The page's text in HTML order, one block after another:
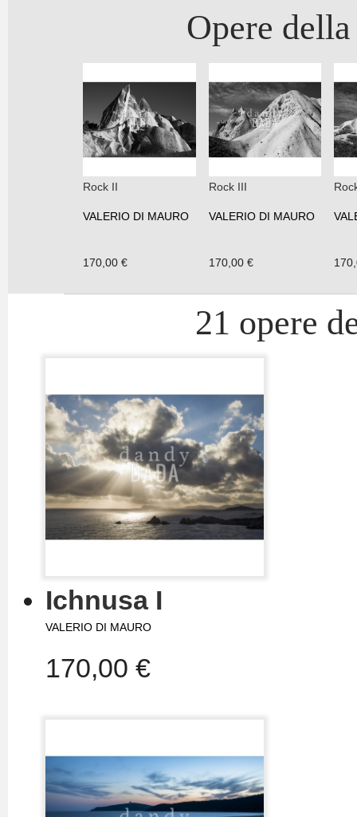
Opere
Rock II
VALERIO DI MAURO
170,00 €
Rock III
VALERIO DI MAURO
170,00 €
21 opere
Ichnusa I
VALERIO DI MAURO
170,00 €